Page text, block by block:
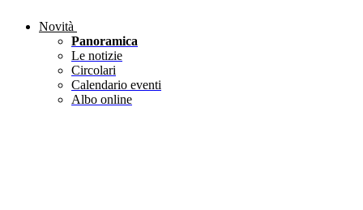
Novità
Panoramica
Le notizie
Circolari
Calendario eventi
Albo online